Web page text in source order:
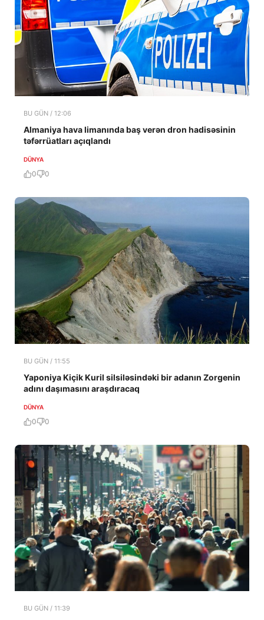
BU GÜN / 12:06
Almaniya hava limanında baş verən dron hadisəsinin
təfərrüatları açıqlandı
DÜNYA
0 0
BU GÜN / 11:55
Yaponiya Kiçik Kuril silsiləsindəki bir adanın Zorgenin
adını daşımasını araşdıracaq
DÜNYA
0 0
BU GÜN / 11:39